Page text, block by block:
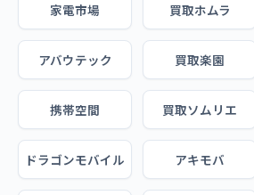
家電市場 買取ホムラ
アバウテック 買取楽園
携帯空間 買取ソムリエ
ドラゴンモバイル アキモバ